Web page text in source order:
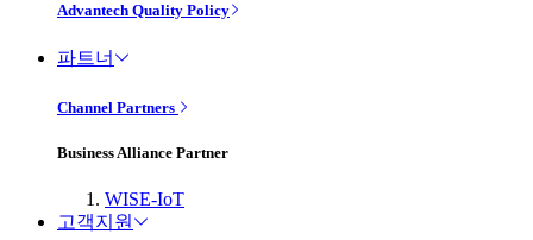
Advantech Quality Policy
파트너
Channel Partners
Business Alliance Partner
WISE-IoT
고객지원